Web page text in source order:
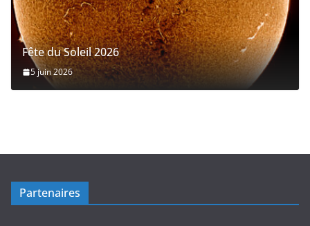
Fête du Soleil 2026
5 juin 2026
Partenaires